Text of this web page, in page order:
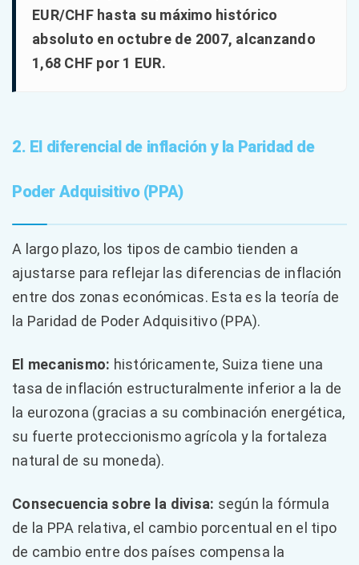
EUR/CHF hasta su máximo histórico
absoluto en octubre de 2007, alcanzando
1,68 CHF por 1 EUR.
2. El diferencial de inflación y la Paridad de
Poder Adquisitivo (PPA)
A largo plazo, los tipos de cambio tienden a
ajustarse para reflejar las diferencias de inflación
entre dos zonas económicas. Esta es la teoría de
la Paridad de Poder Adquisitivo (PPA).
El mecanismo: históricamente, Suiza tiene una
tasa de inflación estructuralmente inferior a la de
la eurozona (gracias a su combinación energética,
su fuerte proteccionismo agrícola y la fortaleza
natural de su moneda).
Consecuencia sobre la divisa: según la fórmula
de la PPA relativa, el cambio porcentual en el tipo
de cambio entre dos países compensa la